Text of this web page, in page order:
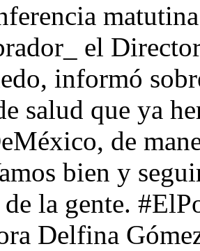
el
informó
salud que ya
de
bien y
la gente.
Delfina